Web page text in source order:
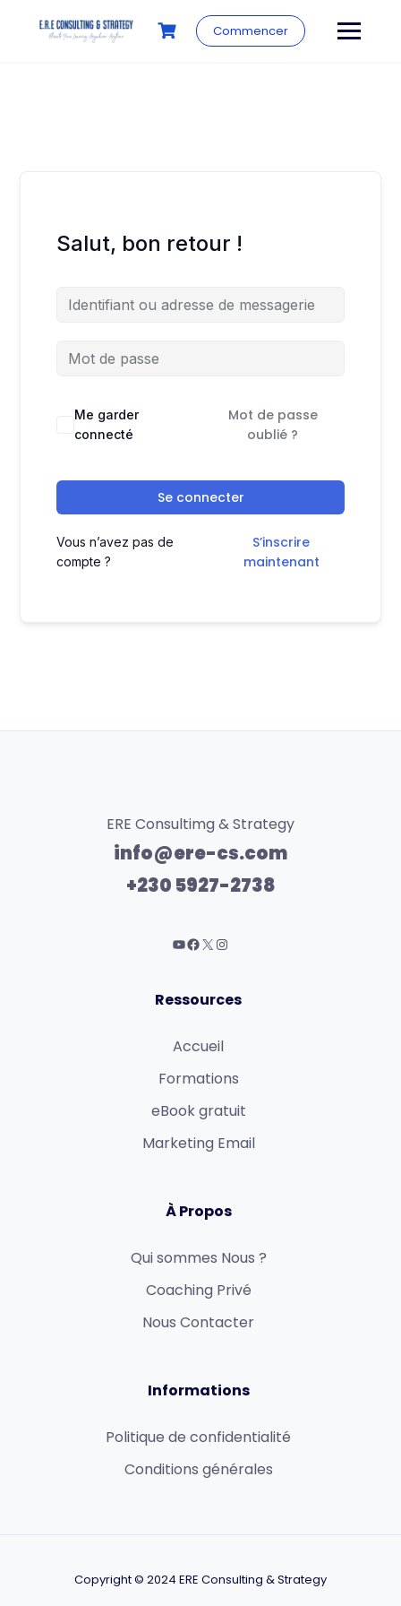
Commencer
Salut, bon retour !
Me garder
connecté
Mot de passe
oublié ?
Se connecter
Vous n’avez pas de
compte ?
S’inscrire
maintenant
ERE Consultimg & Strategy
info@ere-cs.com
+230 5927-2738
Ressources
Accueil
Formations
eBook gratuit
Marketing Email
À Propos
Qui sommes Nous ?
Coaching Privé
Nous Contacter
Informations
Politique de confidentialité
Conditions générales
Copyright © 2024 ERE Consulting & Strategy